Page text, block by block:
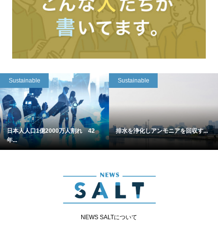
Sustainable
日本人人口1億2000万人割れ 42
年...
Sustainable
排水を浄化しアンモニアを回収す...
NEWS SALTについて